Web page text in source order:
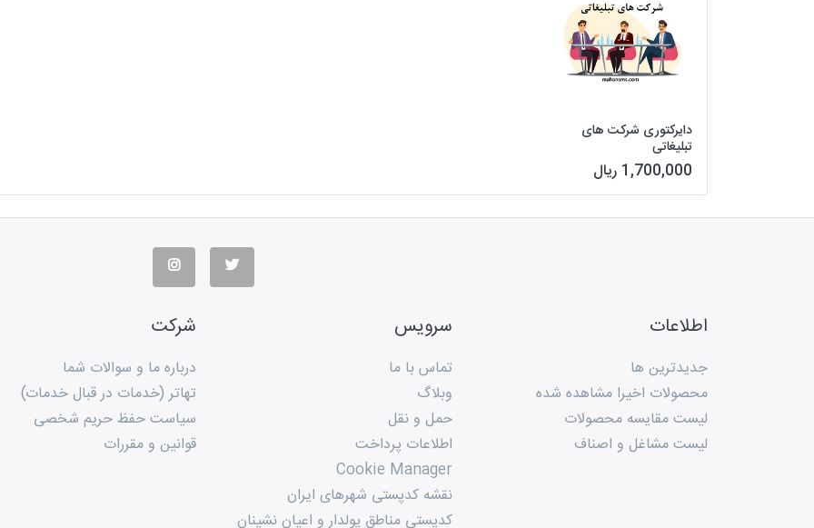
دایرکتوری شرکت های
تبلیغاتی
1,700,000 ریال
اطلاعات
جدیدترین ها
محصولات اخیرا مشاهده شده
لیست مقایسه محصولات
لیست مشاغل و اصناف
سرویس
تماس با ما
وبلاگ
حمل و نقل
اطلاعات پرداخت
Cookie Manager
نقشه کدپستی شهرهای ایران
کدپستی مناطق پولدار و اعیان نشینان
شرکت
درباره ما و سوالات شما
تهاتر (خدمات در قبال خدمات)
سیاست حفظ حریم شخصی
قوانین و مقررات